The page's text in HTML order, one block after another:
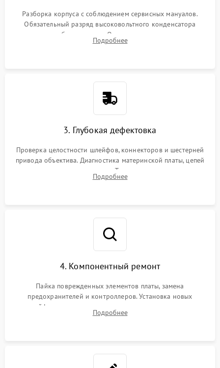
Разборка корпуса с соблюдением сервисных мануалов.
Обязательный разряд высоковольтного конденсатора
вспышки для безопасности. Очистка внутренних узлов от
пыли, песка и следов влаги с помощью спецсредств.
Подробнее
3. Глубокая дефектовка
Проверка целостности шлейфов, коннекторов и шестерней
привода объектива. Диагностика материнской платы, цепей
питания и картоприемника. Тестирование механизма
затвора и блока внутрикамерной стабилизации.
Подробнее
4. Компонентный ремонт
Пайка поврежденных элементов платы, замена
предохранителей и контроллеров. Установка новых
шлейфов, дисплея, механизма затвора или двигателя
автофокуса. Восстановление геометрии тубуса объектива
Подробнее